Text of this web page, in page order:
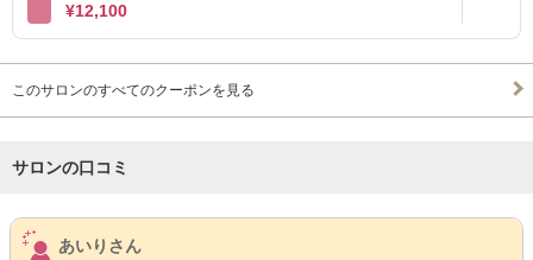
¥12,100
このサロンのすべてのクーポンを見る
サロンの口コミ
サロンPick Up
あいりさん